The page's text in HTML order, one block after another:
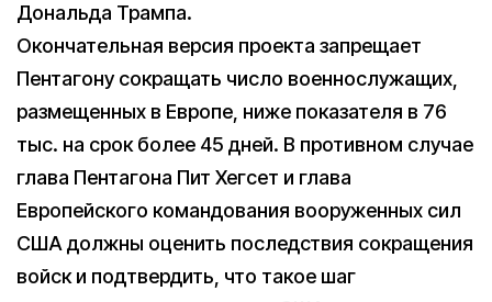
Дональда Трампа.
Окончательная версия проекта запрещает
Пентагону сокращать число военнослужащих,
размещенных в Европе, ниже показателя в 76
тыс. на срок более 45 дней. В противном случае
глава Пентагона Пит Хегсет и глава
Европейского командования вооруженных сил
США должны оценить последствия сокращения
войск и подтвердить, что такое шаг